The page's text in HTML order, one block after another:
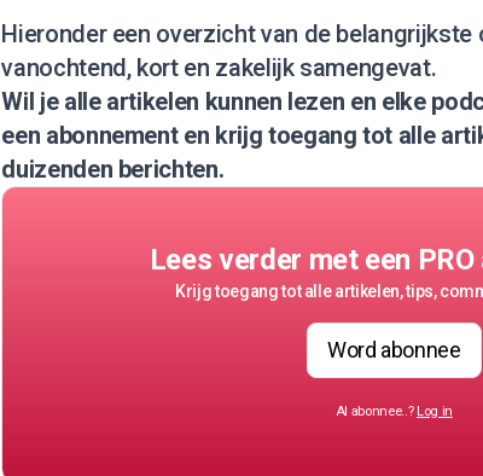
Hieronder een overzicht van de belangrijkste
vanochtend, kort en zakelijk samengevat.
Wil je alle artikelen kunnen lezen en elke
een abonnementen krijg toegang tot alle
duizenden berichten.
Lees verder met een
Krijg toegang tot alle artikelen, tips,
Word abonnee
Al abonnee..? Log in